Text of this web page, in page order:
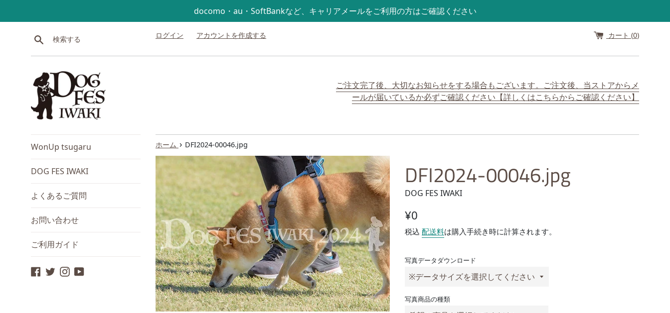
docomo・au・SoftBankなど、キャリアメールをご利用の方はご確認ください
検索する ログイン アカウントを作成する カート (0)
ご注文完了後、大切なお知らせをする場合もございます。ご注文後、当ストアからメ
ールが届いているか必ずご確認ください【詳しくはこちらからご確認ください】
WonUp tsugaru
DOG FES IWAKI
よくあるご質問
お問い合わせ
ご利用ガイド
Facebook
TwitterInstagram
YouTube
ホーム › DFI2024-00046.jpg
DFI2024-00046.jpg
DOG FES IWAKI
通常価格
¥0
税込 配送料は購入手続き時に計算されます。
写真データダウンロード
写真商品の種類